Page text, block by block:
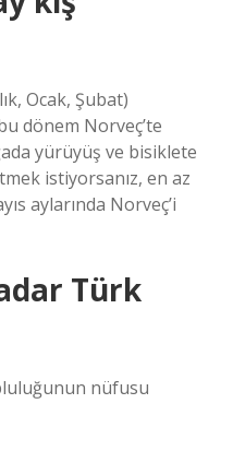
Ocak, Şubat)
bu dönem Norveç’te
yürüyüş ve bisiklete
istiyorsanız, en az
aylarında Norveç’i
Türk
nüfusu